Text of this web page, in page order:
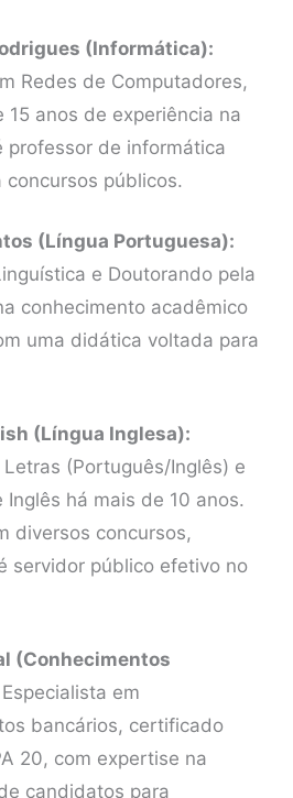
(Informática):
Redes de Computadores,
15 anos de experiência na
professor de informática
concursos públicos.
(Língua Portuguesa):
e Doutorando pela
conhecimento acadêmico
uma didática voltada para
(Língua Inglesa):
(Português/Inglês) e
Inglês há mais de 10 anos.
diversos concursos,
servidor público efetivo no
(Conhecimentos
Especialista em
bancários, certificado
20, com expertise na
candidatos para